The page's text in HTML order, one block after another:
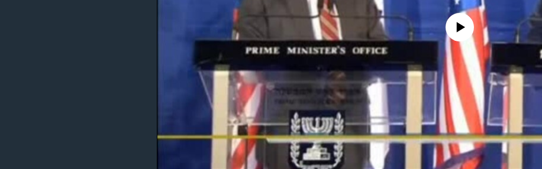
No media source currently available